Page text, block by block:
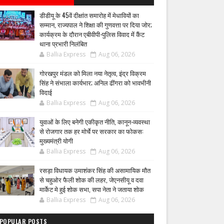
डीडीयू के 45वें दीक्षांत समारोह में मेधावियों का
सम्मान, राज्यपाल ने शिक्षा की गुणवत्ता पर दिया जोर;
कार्यक्रम के दौरान एबीवीपी-पुलिस विवाद में कैंट
थाना प्रभारी निलंबित
Ballia Express Aug 06, 2026
गोरखपुर मंडल को मिला नया नेतृत्व, इंद्र विक्रम
सिंह ने संभाला कार्यभार; अनिल ढींगरा को भावभीनी
विदाई
Ballia Express Aug 06, 2026
युवाओं के लिए बनेगी एकीकृत नीति, कानून-व्यवस्था
से रोजगार तक हर मोर्चे पर सरकार का फोकस:
मुख्यमंत्री योगी
Ballia Express Aug 06, 2026
रसड़ा विधायक उमाशंकर सिंह की असामायिक मौत
से चहुओर फैली शोक की लहर, जेएनसीयू व दवा
मार्केट मे हुई शोक सभा, सपा नेता ने जताया शोक
Ballia Express Aug 06, 2026
POSTS